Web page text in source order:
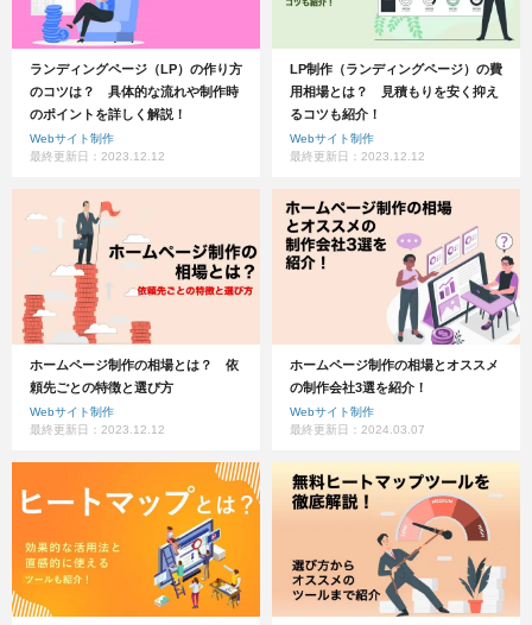
ランディングページ（LP）の作り方
のコツは？ 具体的な流れや制作時
のポイントを詳しく解説！
Webサイト制作
最終更新日：2023.12.12
LP制作（ランディングページ）の費
用相場とは？ 見積もりを安く抑え
るコツも紹介！
Webサイト制作
最終更新日：2023.12.12
ホームページ制作の相場とは？ 依
頼先ごとの特徴と選び方
Webサイト制作
最終更新日：2023.12.12
ホームページ制作の相場とオススメ
の制作会社3選を紹介！
Webサイト制作
最終更新日：2024.03.07